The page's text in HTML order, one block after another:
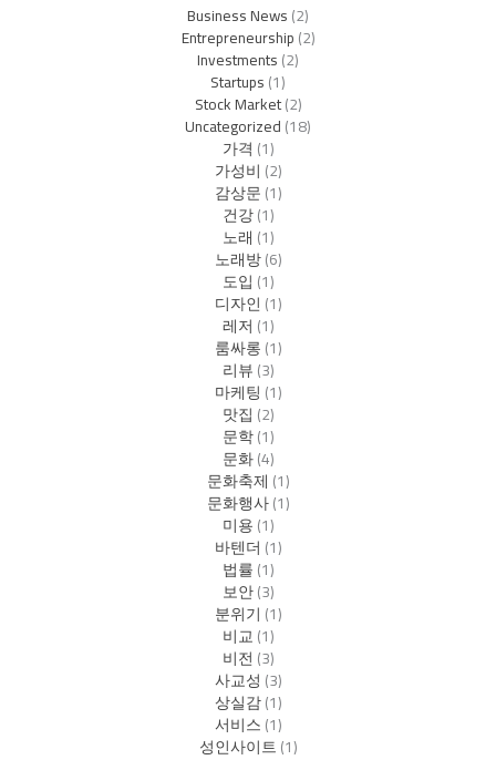
Business News(2)
Entrepreneurship(2)
Investments(2)
Startups(1)
Stock Market(2)
Uncategorized(18)
가격 (1)
가성비 (2)
감상문(1)
건강(1)
노래 (1)
노래방(6)
도입 (1)
디자인(1)
레저 (1)
룸싸롱(1)
리뷰(3)
마케팅 (1)
맛집 (2)
문학(1)
문화(4)
문화축제 (1)
문화행사(1)
미용(1)
바텐더 (1)
법률(1)
보안(3)
분위기 (1)
비교(1)
비전(3)
사교성 (3)
상실감(1)
서비스(1)
성인사이트(1)